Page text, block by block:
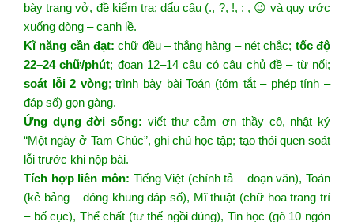
bày trang vở, đề kiểm tra; dấu câu (., ?, !, : , 😉 và quy ước
xuống dòng – canh lề.
Kĩ năng cần đạt: chữ đều – thẳng hàng – nét chắc; tốc độ
22–24 chữ/phút; đoạn 12–14 câu có câu chủ đề – từ nối;
soát lỗi 2 vòng; trình bày bài Toán (tóm tắt – phép tính –
đáp số) gọn gàng.
Ứng dụng đời sống: viết thư cảm ơn thầy cô, nhật ký
“Một ngày ở Tam Chúc”, ghi chú học tập; tạo thói quen soát
lỗi trước khi nộp bài.
Tích hợp liên môn: Tiếng Việt (chính tả – đoạn văn), Toán
(kẻ bảng – đóng khung đáp số), Mĩ thuật (chữ hoa trang trí
– bố cục), Thể chất (tư thế ngồi đúng), Tin học (gõ 10 ngón